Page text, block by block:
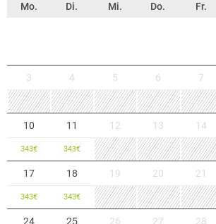
Mo. Di. Mi. Do. Fr.
3 4 5 6 7
10
343€
11
343€
12 13 14
17
343€
18
343€
19 20 21
24 25 26 27 28